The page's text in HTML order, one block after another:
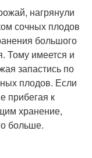
нагрянули
сочных плодов
большого
Тому имеется и
запастись по
плодов. Если
прибегая к
хранение,
больше.